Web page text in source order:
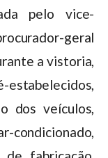
pelo vice-
geral
a vistoria,
dos veículos,
condicionado,